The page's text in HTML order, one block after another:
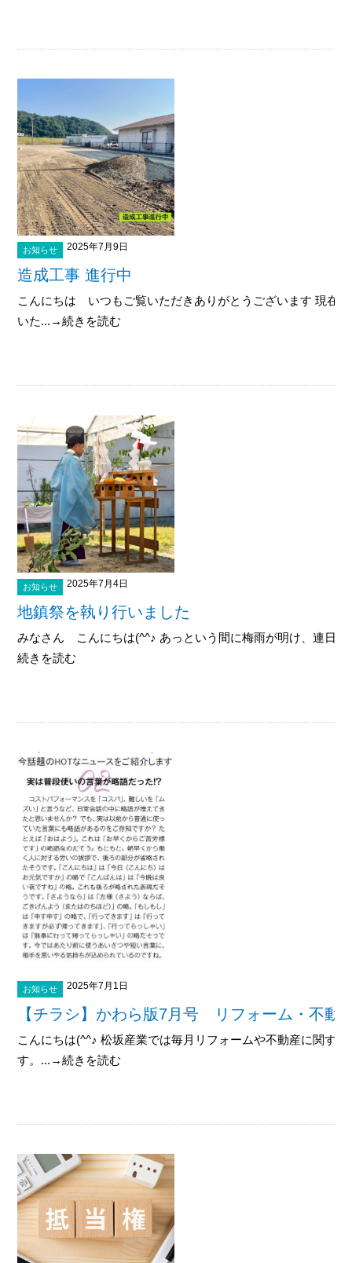
お知らせ 2025年7月9日
造成工事 進行中
こんにちは いつもご覧いただきありがとうございます 現在
いた...→続きを読む
お知らせ 2025年7月4日
地鎮祭を執り行いました
みなさん こんにちは(^^♪ あっという間に梅雨が明け、連日
続きを読む
お知らせ 2025年7月1日
【チラシ】かわら版7月号 リフォーム・不動
こんにちは(^^♪ 松坂産業では毎月リフォームや不動産に関す
す。...→続きを読む